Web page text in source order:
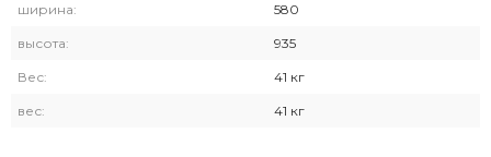
ширина: 580
высота: 935
Вес: 41 кг
вес: 41 кг